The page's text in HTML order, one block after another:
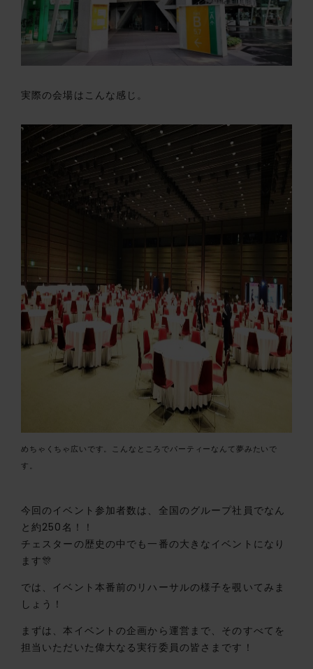
実際の会場はこんな感じ。
めちゃくちゃ広いです。こんなところでパーティーなんて夢みたいで
す。
今回のイベント参加者数は、全国のグループ社員でなん
と約250名！！
チェスターの歴史の中でも一番の大きなイベントになり
ます🎊
では、イベント本番前のリハーサルの様子を覗いてみま
しょう！
まずは、本イベントの企画から運営まで、そのすべてを
担当いただいた偉大なる実行委員の皆さまです！